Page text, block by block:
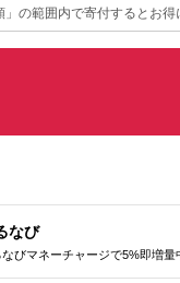
の範囲内で寄付するとお得
なび
びマネーチャージで5%即増量